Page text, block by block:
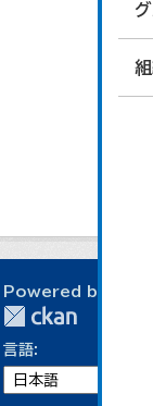
Powered by
言語